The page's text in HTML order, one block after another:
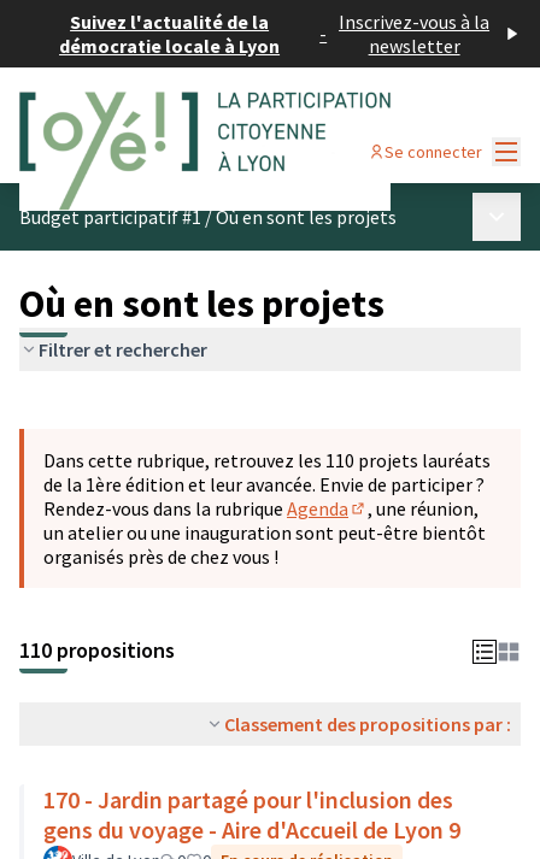
Suivez l'actualité de la
démocratie locale à Lyon
- Inscrivez-vous à la
newsletter
Se connecter
Budget participatif #1/Où en sont les projets
Où en sont les projets
Filtrer et rechercher
−
Dans cette rubrique, retrouvez les 110 projets lauréats
de la 1ère édition et leur avancée. Envie de participer ?
Rendez-vous dans la rubrique Agenda
(S'ouvre dans un
, une réunion,
un atelier ou une inauguration sont peut-être bientôt
organisés près de chez vous !
110 propositions
Classement des propositions par :
170 - Jardin partagé pour l'inclusion des
gens du voyage - Aire d'Accueil de Lyon 9